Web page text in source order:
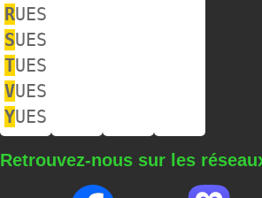
RUES
SUES
TUES
VUES
YUES
Retrouvez-nous sur les